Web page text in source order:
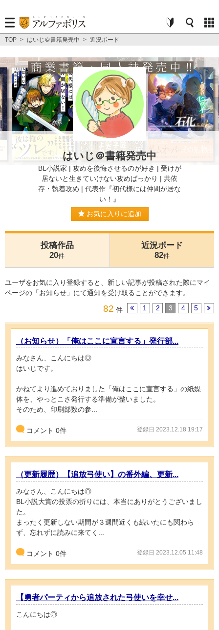
TOP > はいじ＠書籍発売中 > 近況ボード
はいじ＠書籍発売中
BL小説家 | 攻めを後悔させるのが好き | 受けが
居ないと生きていけない攻めばっかり | 共依
存・執着攻め | 代表作『初代様には仲間が居な
い！』
お気に入りに追加
投稿作品
20件
近況ボード
82件
ユーザをお気に入り登録すると、新しい記事が投稿された際にマイ
ページの「お知らせ」にて通知を受け取ることができます。
82 件 1 2 3 4 5
（お知らせ）「俺はここに宣言する」発行部...
みなさん、こんにちは◎
はいじです。
かねてより進めておりました「俺はここに宣言する」の紙媒
体を、やっとこさ発行する準備が整いました。
そのため、印刷部数の参...
コメント 0件 登録日 2023.12.18 19:17
（更新履歴）【追放弓使い】の番外編、更新...
みなさん、こんにちは◎
BL小説大賞の投票の折りには、本当にありがとうございまし
た。
まったく更新しない期間が３週間近くも続いたにも関わら
ず、忘れずに読みに来てく...
コメント 0件 登録日 2023.12.05 11:48
【勇者パーティから追放された弓使いを幸せ...
こんにちは◎